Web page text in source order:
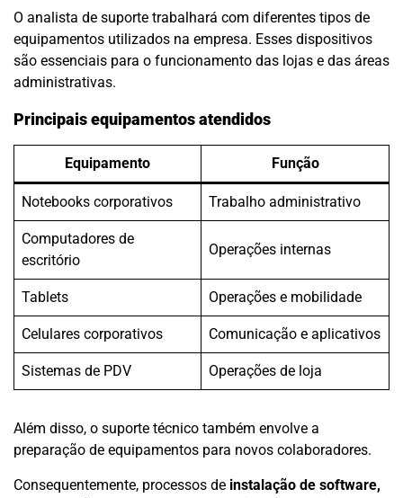
O analista de suporte trabalhará com diferentes tipos de
equipamentos utilizados na empresa. Esses dispositivos
são essenciais para o funcionamento das lojas e das áreas
administrativas.
Principais equipamentos atendidos
Equipamento Função
Notebooks corporativos Trabalho administrativo
Computadores de
escritório
Operações internas
Tablets Operações e mobilidade
Celulares corporativos Comunicação e aplicativos
Sistemas de PDV Operações de loja
Além disso, o suporte técnico também envolve a
preparação de equipamentos para novos colaboradores.
Consequentemente, processos de instalação de software,